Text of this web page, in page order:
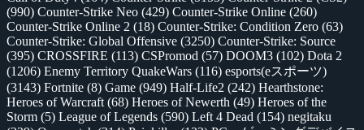
(990) Counter-Strike Neo (429) Counter-Strike Online (260)
Counter-Strike Online 2 (18) Counter-Strike: Condition Zero (63)
Counter-Strike: Global Offensive (3250) Counter-Strike: Source
(395) CROSSFIRE (113) CSPromod (57) DOOM3 (102) Dota 2
(1206) Enemy Territory QuakeWars (116) esports(eスポーツ)
(3143) Fortnite (8) Game (949) Half-Life2 (242) Hearthstone:
Heroes of Warcraft (68) Heroes of Newerth (49) Heroes of the
Storm (5) League of Legends (590) Left 4 Dead (154) negitaku